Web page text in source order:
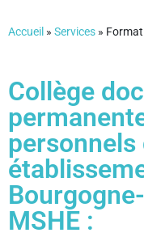
Accueil » Services »
Collège
personnels
MSHE :